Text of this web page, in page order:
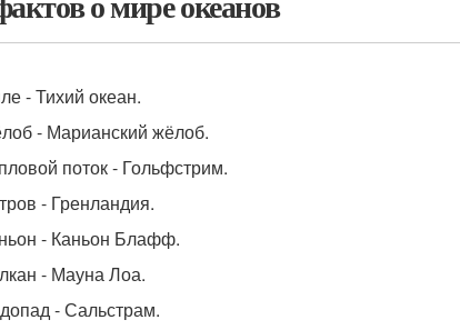
- Тихий океан.
- Марианский жёлоб.
поток - Гольфстрим.
- Гренландия.
- Каньон Блафф.
- Мауна Лоа.
- Сальстрам.